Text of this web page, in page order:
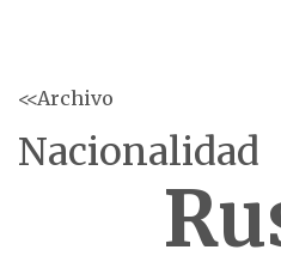
<<Archivo
Nacionalidad